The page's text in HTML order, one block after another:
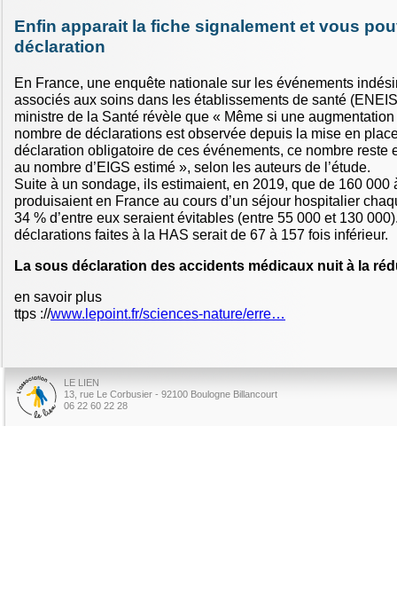
Enfin apparait la fiche signalement et vous
déclaration
En France, une enquête nationale sur les événements
associés aux soins dans les établissements de santé
ministre de la Santé révèle que « Même si une
nombre de déclarations est observée depuis la mise en
déclaration obligatoire de ces événements, ce nombre reste
au nombre d’EIGS estimé », selon les auteurs de l’étude.
Suite à un sondage, ils estimaient, en 2019, que de 160 000
produisaient en France au cours d’un séjour hospitalier
34 % d’entre eux seraient évitables (entre 55 000 et 130
déclarations faites à la HAS serait de 67 à 157 fois inférieur.
La sous déclaration des accidents médicaux nuit à la
en savoir plus
ttps ://www.lepoint.fr/sciences-nature/erre…
LE LIEN
13, rue Le Corbusier - 92100 Boulogne Billancourt
06 22 60 22 28